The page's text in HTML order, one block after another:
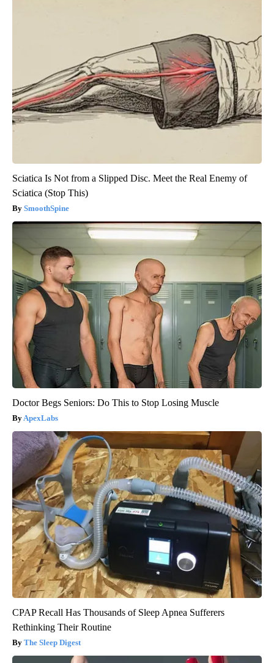
Sciatica Is Not from a Slipped Disc. Meet the Real Enemy of
Sciatica (Stop This)
SmoothSpine
Doctor Begs Seniors: Do This to Stop Losing Muscle
ApexLabs
CPAP Recall Has Thousands of Sleep Apnea Sufferers
Rethinking Their Routine
The Sleep Digest